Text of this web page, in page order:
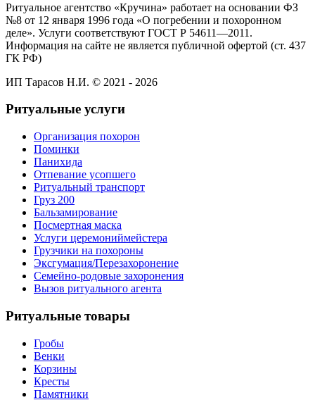
Ритуальное агентство «Кручина» работает на основании ФЗ
№8 от 12 января 1996 года «О погребении и похоронном
деле». Услуги соответствуют ГОСТ Р 54611—2011.
Информация на сайте не является публичной офертой (ст. 437
ГК РФ)
ИП Тарасов Н.И. © 2021 - 2026
Ритуальные услуги
Организация похорон
Поминки
Панихида
Отпевание усопшего
Ритуальный транспорт
Груз 200
Бальзамирование
Посмертная маска
Услуги церемониймейстера
Грузчики на похороны
Эксгумация/Перезахоронение
Семейно-родовые захоронения
Вызов ритуального агента
Ритуальные товары
Гробы
Венки
Корзины
Кресты
Памятники